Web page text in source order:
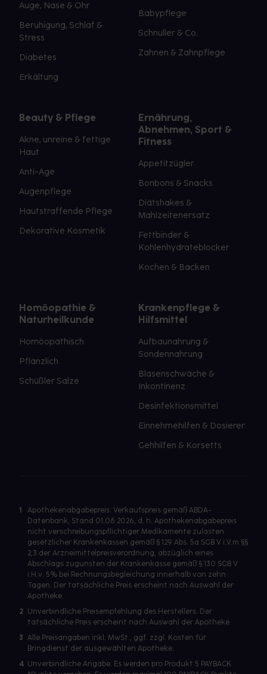
Auge, Nase & Ohr
Beruhigung, Schlaf &
Stress
Diabetes
Erkältung
Babypflege
Schnuller & Co.
Zahnen & Zahnpflege
Beauty & Pflege
Akne, unreine & fettige
Haut
Anti-Age
Augenpflege
Hautstraffende Pflege
Dekorative Kosmetik
Ernährung,
Abnehmen, Sport &
Fitness
Appetitzügler
Bonbons & Snacks
Diätshakes &
Mahlzeitenersatz
Fettbinder &
Kohlenhydrateblocker
Kochen & Backen
Homöopathie &
Naturheilkunde
Homöopathisch
Pflanzlich
Schüßler Salze
Krankenpflege &
Hilfsmittel
Aufbaunahrung &
Sondennahrung
Blasenschwäche &
Inkontinenz
Desinfektionsmittel
Einnehmehilfen & Dosierer
Gehhilfen & Korsetts
1
Apothekenabgabepreis: Verkaufspreis gemäß ABDA-
Datenbank, Stand 01.08.2026, d. h. Apothekenabgabepreis
nicht verschreibungspflichtiger Medikamente zulasten
gesetzlicher Krankenkassen gemäß § 129 Abs. 5a SGB V i.V.m §§
2,3 der Arzneimittelpreisverordnung, abzüglich eines
Abschlags zugunsten der Krankenkasse gemäß § 130 SGB V
i.H.v. 5% bei Rechnungsbegleichung innerhalb von zehn
Tagen. Der tatsächliche Preis erscheint nach Auswahl der
Apotheke.
2 Unverbindliche Preisempfehlung des Herstellers. Der
tatsächliche Preis erscheint nach Auswahl der Apotheke.
3 Alle Preisangaben inkl. MwSt., ggf. zzgl. Kosten für
Bringdienst der ausgewählten Apotheke.
4 Unverbindliche Angabe. Es werden pro Produkt 5 PAYBACK